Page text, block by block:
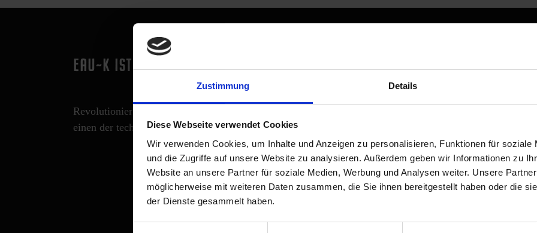
Zustimmung Details
Diese Webseite verwendet Cookies
Wir verwenden Cookies, um Inhalte und Anzeigen zu personalisieren, Funktionen für soziale
und die Zugriffe auf unsere Website zu analysieren. Außerdem geben wir Informationen zu
Website an unsere Partner für soziale Medien, Werbung und Analysen weiter. Unsere
möglicherweise mit weiteren Daten zusammen, die Sie ihnen bereitgestellt haben oder die
der Dienste gesammelt haben.
EAU~K IST ECHT OKAY!
Revolutionieren Sie Ihre Versorgung mit Trinkwasser. Mit einem unserer EAU~K Premium
einen der technologisch führenden Anbieter in diesem Gebiet. Das spart Geld und wertvolle Ressourcen.
PLASTIC REDUCED
ENGINEERING